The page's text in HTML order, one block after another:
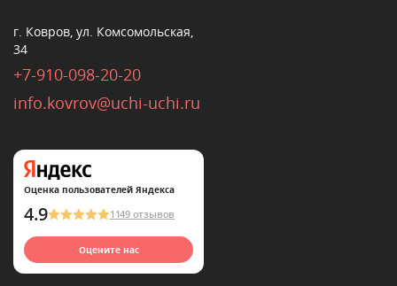
г. Ковров, ул. Комсомольская,
34
+7-910-098-20-20
info.kovrov@uchi-uchi.ru
Оценка пользователей Яндекса
4.9 1149 отзывов
Оцените нас